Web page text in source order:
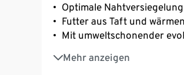
Optimale
Futter aus Taft und
Mit umweltschonender
Mehr anzeigen
Abknöpfbare Kapuze
Ärmelabschlüsse mit Klett